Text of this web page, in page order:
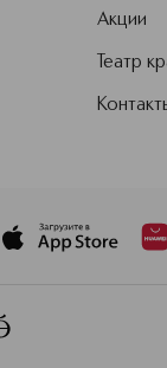
Акции
Театр